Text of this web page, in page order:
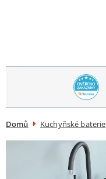
Domů Kuchyňské baterie